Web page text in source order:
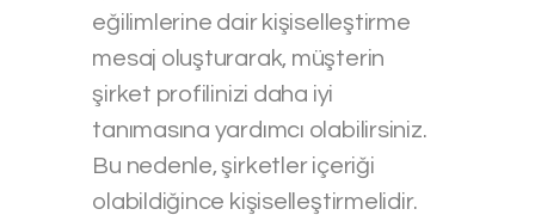
eğilimlerine dair kişiselleştirme
mesaj oluşturarak, müşterin
şirket profilinizi daha iyi
tanımasına yardımcı olabilirsiniz.
Bu nedenle, şirketler içeriği
olabildiğince kişiselleştirmelidir.